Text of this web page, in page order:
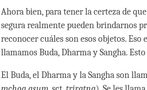
Ahora bien, para tener la certeza de
segura realmente pueden brindarnos
reconocer cuáles son esos objetos.
llamamos Buda, Dharma y Sangha.
El Buda, el Dharma y la Sangha son